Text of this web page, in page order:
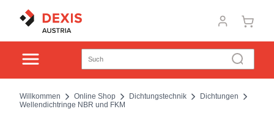
Willkommen Online Shop Dichtungstechnik
Dichtungen
Wellendichtringe NBR und FKM